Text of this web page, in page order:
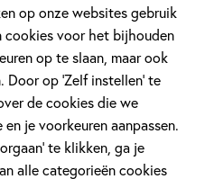
op onze websites gebruik
cookies voor het bijhouden
op te slaan, maar ook
op ‘Zelf instellen’ te
de cookies die we
je voorkeuren aanpassen.
te klikken, ga je
alle categorieën cookies
artikelen